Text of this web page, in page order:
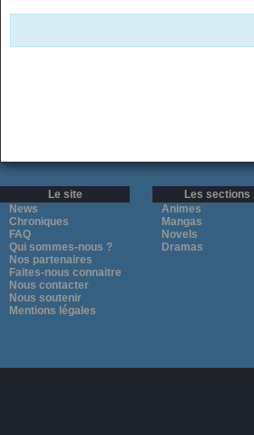
Le site
News
Chroniques
FAQ
Qui sommes-nous ?
Nos partenaires
Faites-nous connaitre
Nous contacter
Nous soutenir
Mentions légales
Les sections
Animes
Mangas
Novels
Dramas